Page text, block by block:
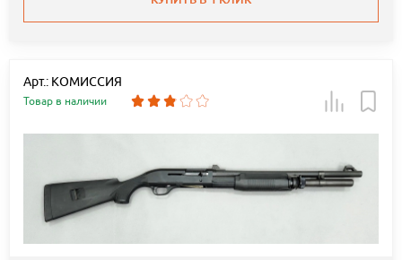
Арт.: КОМИССИЯ
Товар в наличии